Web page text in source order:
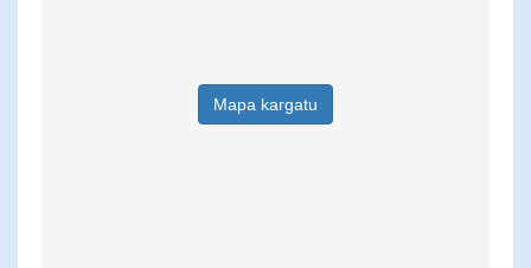
Mapa kargatu